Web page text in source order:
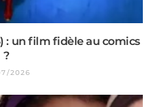
: un film fidèle au comics
?
2026